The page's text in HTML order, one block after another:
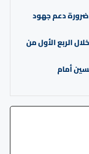
ضرورة دعم جهود
خلال الربع الأول من
أمام